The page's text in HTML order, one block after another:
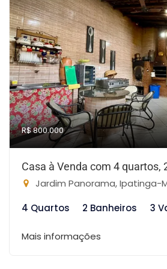
R$ 800.000
Casa à Venda com 4 quartos,
Jardim Panorama, Ipatinga-
4 Quartos
2 Banheiros 3
Mais informações